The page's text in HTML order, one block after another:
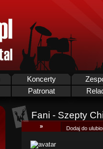
Koncerty
Patronat
Fani - Szepty
» Dodaj do